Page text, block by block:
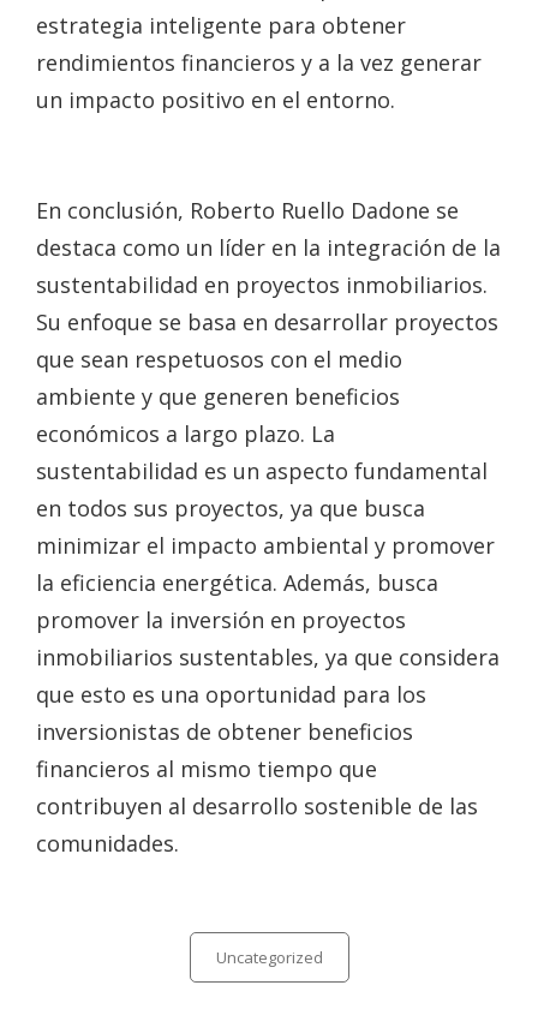
estrategia inteligente para obtener
rendimientos financieros y a la vez generar
un impacto positivo en el entorno.
En conclusión, Roberto Ruello Dadone se
destaca como un líder en la integración de la
sustentabilidad en proyectos inmobiliarios.
Su enfoque se basa en desarrollar proyectos
que sean respetuosos con el medio
ambiente y que generen beneficios
económicos a largo plazo. La
sustentabilidad es un aspecto fundamental
en todos sus proyectos, ya que busca
minimizar el impacto ambiental y promover
la eficiencia energética. Además, busca
promover la inversión en proyectos
inmobiliarios sustentables, ya que considera
que esto es una oportunidad para los
inversionistas de obtener beneficios
financieros al mismo tiempo que
contribuyen al desarrollo sostenible de las
comunidades.
Uncategorized